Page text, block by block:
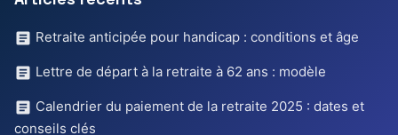
Retraite anticipée pour handicap : conditions et âge
Lettre de départ à la retraite à 62 ans : modèle
Calendrier du paiement de la retraite 2025 : dates et
conseils clés